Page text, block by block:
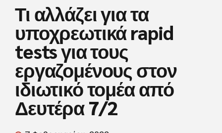
Τι αλλάζει για τα
υποχρεωτικά rapid
tests για τους
εργαζομένους στον
ιδιωτικό τομέα από
Δευτέρα 7/2